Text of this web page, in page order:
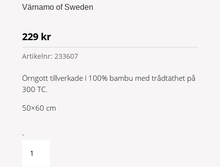
Värnamo of Sweden
229 kr
Artikelnr: 233607
Örngott tillverkade i 100% bambu med trådtäthet på
300 TC.
50×60 cm
Kungsholmen
50x60
-